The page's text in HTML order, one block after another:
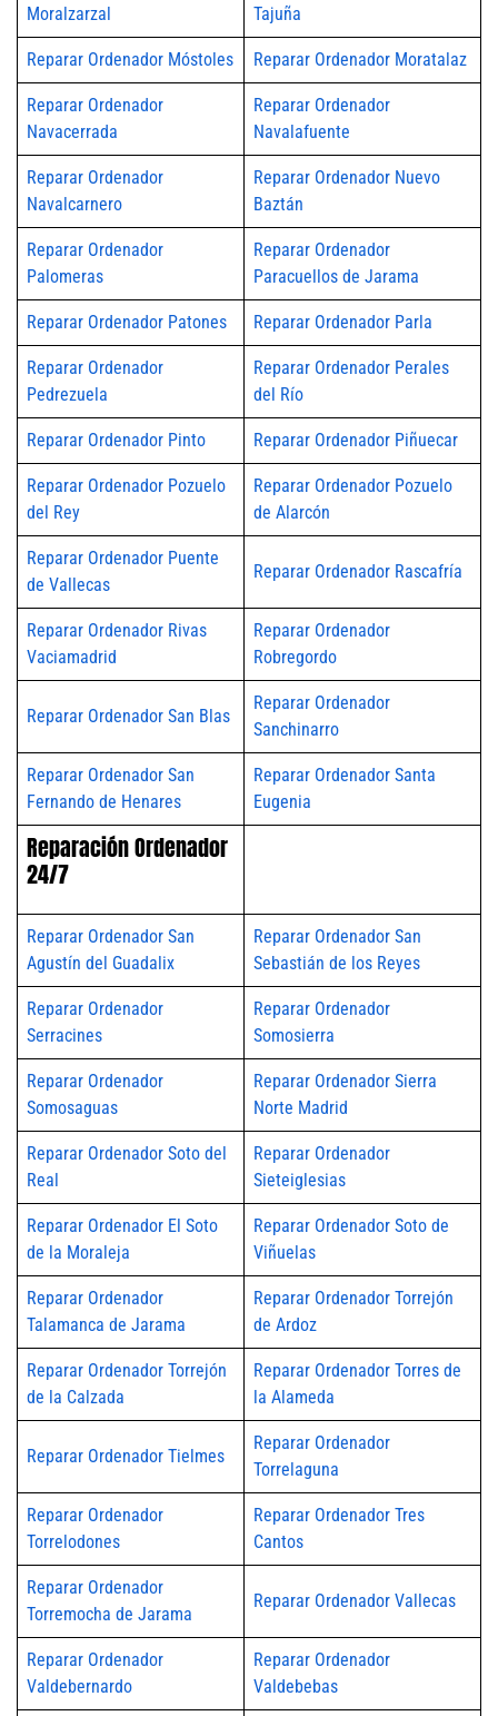
Moralzarzal
Tajuña
Reparar Ordenador Móstoles Reparar Ordenador Moratalaz
Reparar Ordenador
Navacerrada
Reparar Ordenador
Navalafuente
Reparar Ordenador
Navalcarnero
Reparar Ordenador Nuevo
Baztán
Reparar Ordenador
Palomeras
Reparar Ordenador
Paracuellos de Jarama
Reparar Ordenador Patones Reparar Ordenador Parla
Reparar Ordenador
Pedrezuela
Reparar Ordenador Perales
del Río
Reparar Ordenador Pinto Reparar Ordenador Piñuecar
Reparar Ordenador Pozuelo
del Rey
Reparar Ordenador Pozuelo
de Alarcón
Reparar Ordenador Puente
de Vallecas
Reparar Ordenador Rascafría
Reparar Ordenador Rivas
Vaciamadrid
Reparar Ordenador
Robregordo
Reparar Ordenador San Blas
Reparar Ordenador
Sanchinarro
Reparar Ordenador San
Fernando de Henares
Reparar Ordenador Santa
Eugenia
Reparación Ordenador
24/7
Reparar Ordenador San
Agustín del Guadalix
Reparar Ordenador San
Sebastián de los Reyes
Reparar Ordenador
Serracines
Reparar Ordenador
Somosierra
Reparar Ordenador
Somosaguas
Reparar Ordenador Sierra
Norte Madrid
Reparar Ordenador Soto del
Real
Reparar Ordenador
Sieteiglesias
Reparar Ordenador El Soto
de la Moraleja
Reparar Ordenador Soto de
Viñuelas
Reparar Ordenador
Talamanca de Jarama
Reparar Ordenador Torrejón
de Ardoz
Reparar Ordenador Torrejón
de la Calzada
Reparar Ordenador Torres de
la Alameda
Reparar Ordenador Tielmes
Reparar Ordenador
Torrelaguna
Reparar Ordenador
Torrelodones
Reparar Ordenador Tres
Cantos
Reparar Ordenador
Torremocha de Jarama
Reparar Ordenador Vallecas
Reparar Ordenador
Valdebernardo
Reparar Ordenador
Valdebebas